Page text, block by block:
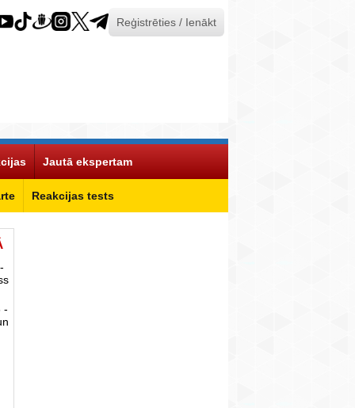
Reģistrēties / Ienākt
Reakcijas tests
Jautā ekspertam
-